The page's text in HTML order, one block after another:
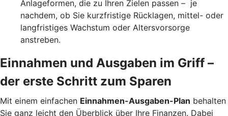
Anlageformen, die zu Ihren Zielen passen – je
nachdem, ob Sie kurzfristige Rücklagen, mittel- oder
langfristiges Wachstum oder Altersvorsorge
anstreben.
Einnahmen und Ausgaben im Griff –
der erste Schritt zum Sparen
Mit einem einfachen Einnahmen-Ausgaben-Plan behalten
Sie ganz leicht den Überblick über Ihre Finanzen. Dabei